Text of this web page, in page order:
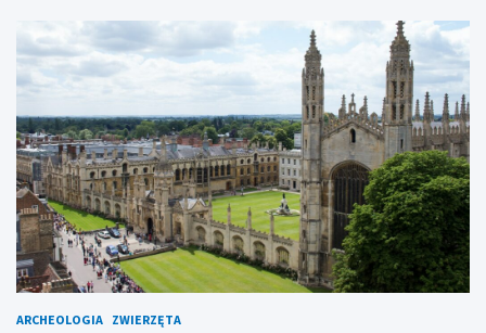
ARCHEOLOGIA ZWIERZĘTA